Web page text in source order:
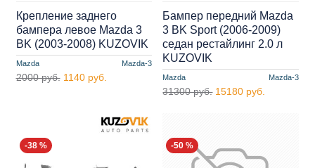
Mazda Mazda-3
Крепление заднего
бампера левое Mazda 3
BK (2003-2008) KUZOVIK
2000 руб. 1140 руб. Mazda Mazda-3
Бампер передний Mazda
3 BK Sport (2006-2009)
седан рестайлинг 2.0 л
KUZOVIK
31300 руб. 15180 руб.
-38 % -50 %